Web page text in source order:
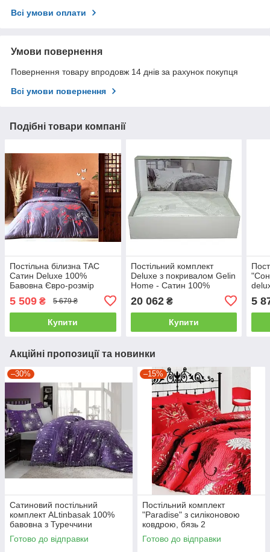
Всі умови оплати
Умови повернення
Повернення товару впродовж 14 днів за рахунок покупця
Всі умови повернення
Подібні товари компанії
Постільна білизна TAC
Сатин Deluxe 100%
Бавовна Євро-розмір
5 509 ₴ 5 679 ₴
Купити
Постільний комплект
Deluxe з покривалом Gelin
Home - Сатин 100%
євро, кремовий
20 062₴
Купити
5
Акційні пропозиції та новинки
–30%
Сатиновий постільний
комплект ALtinbasak 100%
бавовна з Туреччини
двоспальний - євро
Готово до відправки
–15%
Постільний комплект
"Paradise" з силіконовою
ковдрою, бязь 2
Готово до відправки